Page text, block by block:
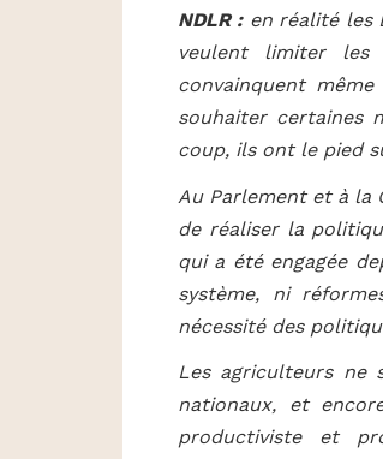
NDLR :en réalité les
veulent limiter les
convainquent
souhaiter certaines
coup, ils ont le pied
Au Parlement et à la
de réaliser la
qui a été engagée
système, ni
nécessité des
Les agriculteurs ne
nationaux, et
productiviste et